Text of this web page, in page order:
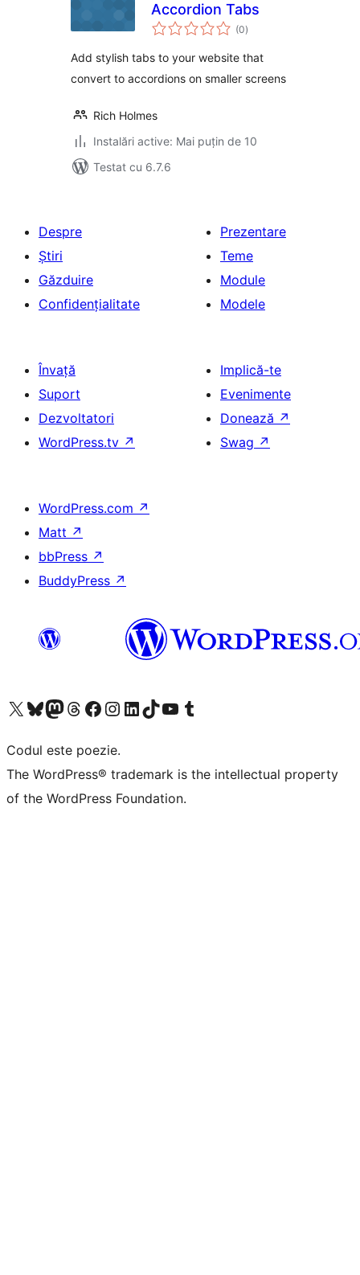
Accordion Tabs
(0total
aprecieri
)
Add stylish tabs to your website that
convert to accordions on smaller screens
Rich Holmes
Instalări active: Mai puțin de 10
Testat cu 6.7.6
Despre
Știri
Găzduire
Confidențialitate
Prezentare
Teme
Module
Modele
Învață
Suport
Dezvoltatori
WordPress.tv ↗
Implică-te
Evenimente
Donează ↗
Swag ↗
WordPress.com ↗
Matt ↗
bbPress ↗
BuddyPress ↗
Mergi la contul nostru X (fost Twitter)
Vizitează contul nostru Bluesky
Vizitează contul nostru Mastodon
Vizitează contul nostru Threads
Vizitează pagina noastră Facebook
Vizitează-ne pe Instagram
Vizitează-ne pe LinkedIn
Vizitează contul nostru TikTok
Vizitează canalul nostru YouTube
Vizitează contul nostru Tumblr
Codul este poezie.
The WordPress® trademark is the intellectual property
of the WordPress Foundation.